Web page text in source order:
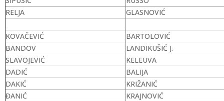
RELJA
GLASNOVIĆ
KOVAČEVIĆ
BARTOLOVIĆ
BANDOV
LANDIKUŠIĆ J.
SLAVOJEVIĆ
KELEUVA
DADIĆ
BALIJA
DAKIĆ
KRIŽANIĆ
ĐANIĆ
KRAJNOVIĆ